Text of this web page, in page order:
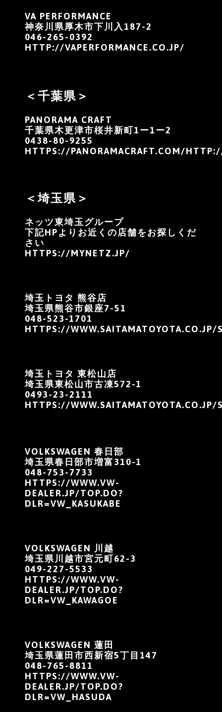
VA PERFORMANCE
神奈川県厚木市下川入187-2
046-265-0392
HTTP://VAPERFORMANCE.CO.JP/
＜千葉県＞
PANORAMA CRAFT
千葉県木更津市桜井新町1ー1ー2
0438-80-9255
HTTPS://PANORAMACRAFT.COM/
＜埼玉県＞
ネッツ東埼玉グループ
下記HPよりお近くの店舗をお探しくだ
さい
HTTPS://MYNETZ.JP/
埼玉トヨタ 熊谷店
埼玉県熊谷市銀座7-51
048-523-1701
HTTPS://WWW.SAITAMATOYOTA.CO.JP/
埼玉トヨタ 東松山店
埼玉県東松山市古凍572-1
0493-23-2111
HTTPS://WWW.SAITAMATOYOTA.CO.JP/
VOLKSWAGEN 春日部
埼玉県春日部市増富310-1
048-753-7733
HTTPS://WWW.VW-
DEALER.JP/TOP.DO?
DLR=VW_KASUKABE
VOLKSWAGEN 川越
埼玉県川越市宮元町62-3
049-227-5533
HTTPS://WWW.VW-
DEALER.JP/TOP.DO?
DLR=VW_KAWAGOE
VOLKSWAGEN 蓮田
埼玉県蓮田市西新宿5丁目147
048-765-8811
HTTPS://WWW.VW-
DEALER.JP/TOP.DO?
DLR=VW_HASUDA